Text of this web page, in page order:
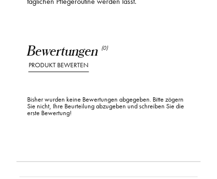
Bewertungen (0)
PRODUKT BEWERTEN
Bisher wurden keine Bewertungen abgegeben. Bitte zögern
Sie nicht, Ihre Beurteilung abzugeben und schreiben Sie die
erste Bewertung!